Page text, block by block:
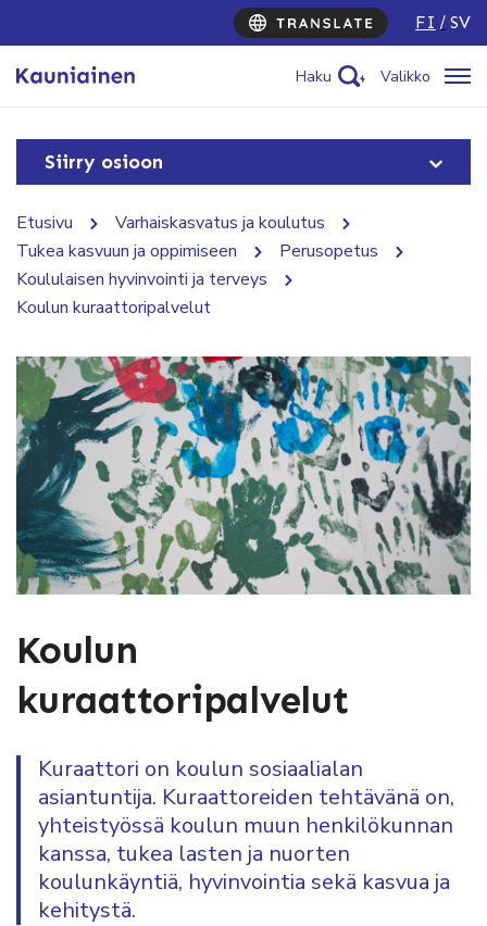
FI SV
Haku Valikko
Siirry osioon
Etusivu
Varhaiskasvatus ja koulutus
Tukea kasvuun ja oppimiseen
Perusopetus
Koululaisen hyvinvointi ja terveys
Koulun kuraattoripalvelut
Koulun
kuraattoripalvelut
Kuraattori on koulun sosiaalialan
asiantuntija. Kuraattoreiden tehtävänä on,
yhteistyössä koulun muun henkilökunnan
kanssa, tukea lasten ja nuorten
koulunkäyntiä, hyvinvointia sekä kasvua ja
kehitystä.